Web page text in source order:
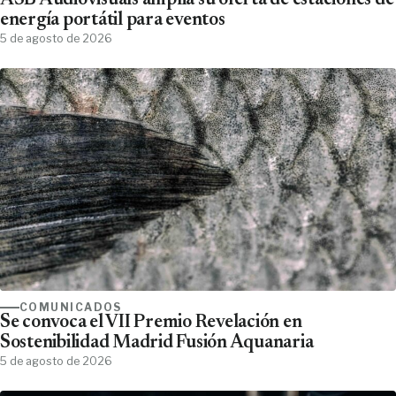
energía portátil para eventos
5 de agosto de 2026
COMUNICADOS
Se convoca el VII Premio Revelación en
Sostenibilidad Madrid Fusión Aquanaria
5 de agosto de 2026